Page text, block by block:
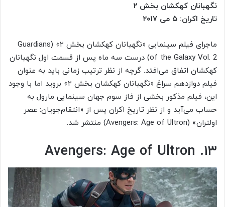
نگهبانان کهکشان بخش ۲
تاریخ اکران: ۵ می ۲۰۱۷
ماجرای فیلم سینمایی «نگهبانان کهکشان بخش ۲» (Guardians
of the Galaxy Vol. 2) درست سه ماه پس از قسمت اول نگهبانان
کهکشان اتفاق می‌افتد. گرچه از نظر ترتیب زمانی باید به عنوان
فیلم دوازدهم سراغ «نگهبانان کهکشان بخش ۲» بروید اما با وجود
این، فیلم مذکور بخشی از فاز سوم جهان سینمایی مارول به
حساب می‌آید و از نظر تاریخ اکران پس از «انتقام‌جویان: عصر
اولتران» (Avengers: Age of Ultron) منتشر شد.
۱۳. Avengers: Age of Ultron